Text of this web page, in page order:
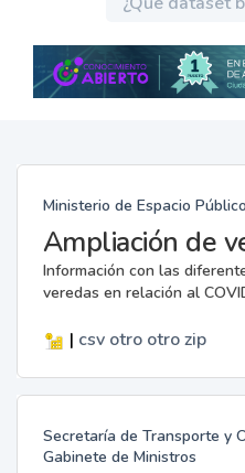
Ministerio de Espacio
Ampliación de
Información con las
veredas en relación al
| csv otro otro zip
Secretaría de Transporte y
Gabinete de Ministros